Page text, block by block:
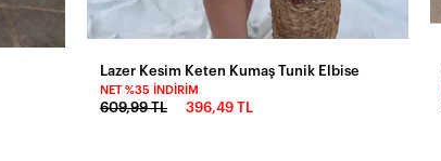
Lazer Kesim Keten Kumaş Tunik Elbise
NET %35 İNDIRIM
609,99 TL 396,49 TL